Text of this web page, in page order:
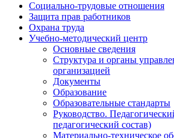
Социально-трудовые отношения
Защита прав работников
Охрана труда
Учебно-методический центр
Основные сведения
Структура и органы
организацией
Документы
Образование
Образовательные стандарты
Руководство.
педагогический состав)
Материально-техническое